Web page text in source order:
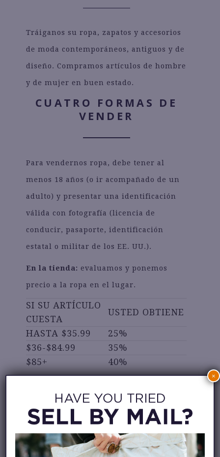
Tráiganos su ropa, zapatos y accesorios
de moda contemporáneos, antiguos y de
diseño. Compramos artículos de hombre
y de mujer en buen estado.
CUATRO FORMAS DE
VENDER
Para vendernos ropa, debe tener al
menos 18 años (o ir acompañado de un
adulto) y presentar una identificación
válida con fotografía (licencia de
conducir, pasaporte, identificación
estatal o militar de los EE. UU.).
En la tienda: evaluamos y ponemos
precio a la ropa en el lugar.
SI SU ARTÍCULO
CUESTA
USTED OBTIENE
HASTA $35.99
25%
$36-$84.99
35%
$85+
40%
¿Prefiere crédito en la tienda? Siempre
obtendrá un 45 % de descuentopor
del precio. Utilice ese crédito en
×